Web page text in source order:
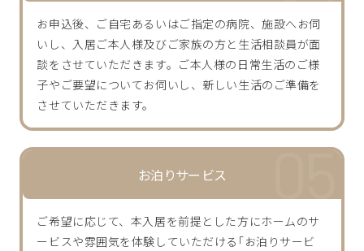
お申込後、ご自宅あるいはご指定の病院、施設へお伺
いし、入居ご本人様及びご家族の方と生活相談員が面
談をさせていただきます。ご本人様の日常生活のご様
子やご要望についてお伺いし、新しい生活のご準備を
させていただきます。
お泊りサービス
ご希望に応じて、本入居を前提とした方にホームのサ
ービスや雰囲気を体験していただける｢お泊りサービ